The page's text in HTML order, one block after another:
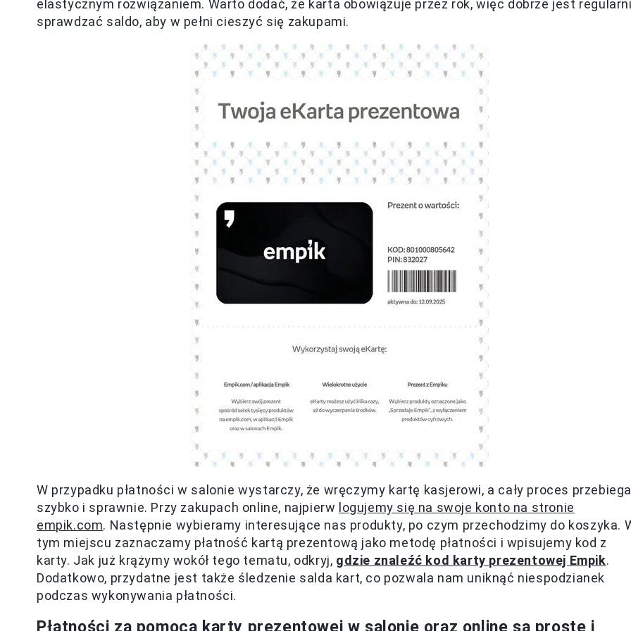
elastycznym rozwiązaniem. Warto dodać, że karta obowiązuje przez rok, więc dobrze jest
sprawdzać saldo, aby w pełni cieszyć się zakupami.
W przypadku płatności w salonie wystarczy, że wręczymy kartę kasjerowi, a cały proces przebiega
szybko i sprawnie. Przy zakupach online, najpierw logujemy się na swoje konto na stronie
empik.com. Następnie wybieramy interesujące nas produkty, po czym przechodzimy do koszyka.
tym miejscu zaznaczamy płatność kartą prezentową jako metodę płatności i wpisujemy kod z
karty. Jak już krążymy wokół tego tematu, odkryj, gdzie znaleźć kod karty prezentowej Empik.
Dodatkowo, przydatne jest także śledzenie salda kart, co pozwala nam uniknąć niespodzianek
podczas wykonywania płatności.
Płatności za pomocą karty prezentowej w salonie oraz online są proste i